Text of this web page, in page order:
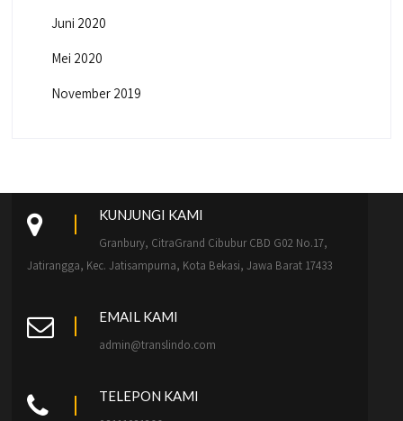
Juni 2020
Mei 2020
November 2019
KUNJUNGI KAMI
Granbury, CitraGrand Cibubur CBD G02 No.17,
Jatirangga, Kec. Jatisampurna, Kota Bekasi, Jawa Barat 17433
EMAIL KAMI
admin@translindo.com
TELEPON KAMI